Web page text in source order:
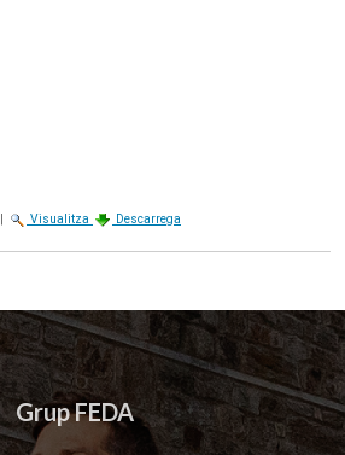
| Visualitza Descarrega
Grup FEDA